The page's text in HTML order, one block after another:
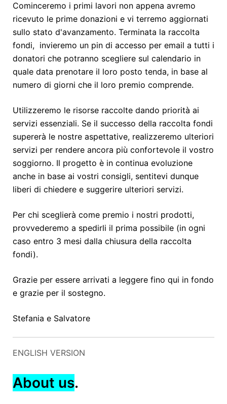
Cominceremo i primi lavori non appena avremo
ricevuto le prime donazioni e vi terremo aggiornati
sullo stato d'avanzamento. Terminata la raccolta
fondi, invieremo un pin di accesso per email a tutti i
donatori che potranno scegliere sul calendario in
quale data prenotare il loro posto tenda, in base al
numero di giorni che il loro premio comprende.
Utilizzeremo le risorse raccolte dando priorità ai
servizi essenziali. Se il successo della raccolta fondi
supererà le nostre aspettative, realizzeremo ulteriori
servizi per rendere ancora più confortevole il vostro
soggiorno. Il progetto è in continua evoluzione
anche in base ai vostri consigli, sentitevi dunque
liberi di chiedere e suggerire ulteriori servizi.
Per chi sceglierà come premio i nostri prodotti,
provvederemo a spedirli il prima possibile (in ogni
caso entro 3 mesi dalla chiusura della raccolta
fondi).
Grazie per essere arrivati a leggere fino qui in fondo
e grazie per il sostegno.
Stefania e Salvatore
ENGLISH VERSION
About us.